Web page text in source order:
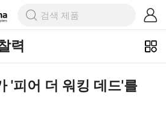
력
'피어 더 워킹 데드'를